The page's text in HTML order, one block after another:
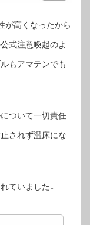
が高くなったから
式注意喚起のよ
もアマテンでも
ついて一切責任
されず温床にな
ていました↓